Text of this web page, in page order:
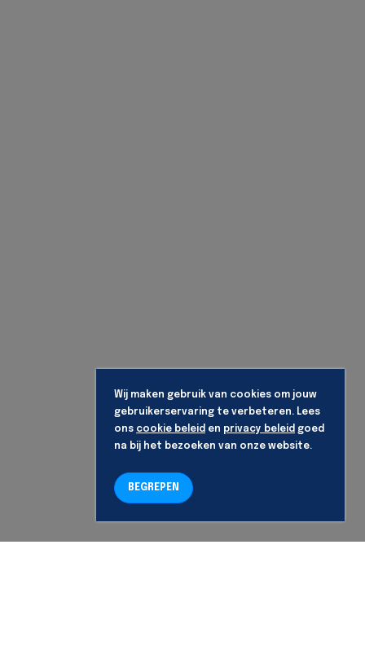
Wij maken gebruik van cookies om jouw
gebruikerservaring te verbeteren. Lees
ons cookie beleid en privacy beleid goed
na bij het bezoeken van onze website.
BEGREPEN